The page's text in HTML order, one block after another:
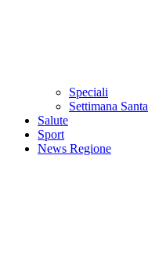
Speciali
Settimana Santa
Salute
Sport
News Regione